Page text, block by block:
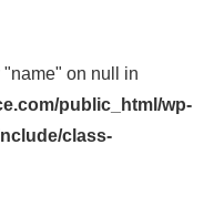
"name" on null in
public_html/wp-
class-